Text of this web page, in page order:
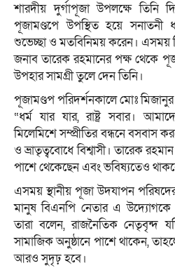
শারদীয় দুর্গাপূজা উপলক্ষে তিনি
পূজামণ্ডপে উপস্থিত হয়ে সনাতনী
শুভেচ্ছা ও মতবিনিময় করেন। এসময়
জনাব তারেক রহমানের পক্ষ থেকে
উপহার সামগ্রী তুলে দেন তিনি।
পূজামণ্ডপ পরিদর্শনকালে মোঃ
“ধর্ম যার যার, রাষ্ট্র সবার।
মিলেমিশে সম্প্রীতির বন্ধনে বসবাস
ও ভ্রাতৃত্ববোধে বিশ্বাসী। তারেক
পাশে থেকেছেন এবং ভবিষ্যতেও
এসময় স্থানীয় পূজা উদযাপন
মানুষ বিএনপি নেতার এ উদ্যোগকে
তারা বলেন, রাজনৈতিক নেতৃবৃন্দ
সামাজিক অনুষ্ঠানে পাশে থাকেন,
আরও সুদৃঢ় হবে।